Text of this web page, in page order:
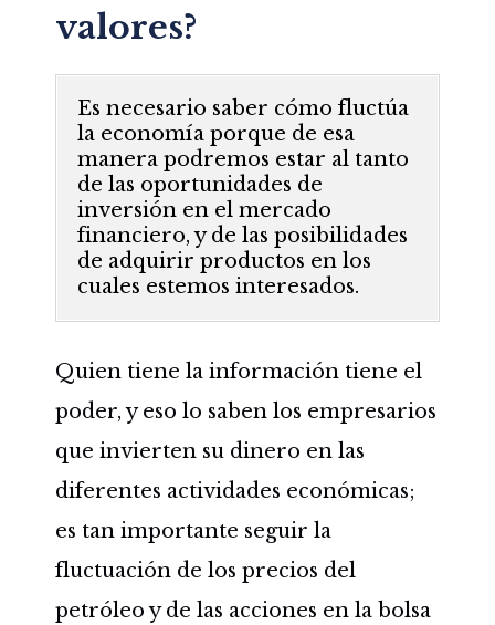
valores?
Es necesario saber cómo fluctúa
la economía porque de esa
manera podremos estar al tanto
de las oportunidades de
inversión en el mercado
financiero, y de las posibilidades
de adquirir productos en los
cuales estemos interesados.
Quien tiene la información tiene el
poder, y eso lo saben los empresarios
que invierten su dinero en las
diferentes actividades económicas;
es tan importante seguir la
fluctuación de los precios del
petróleo y de las acciones en la bolsa